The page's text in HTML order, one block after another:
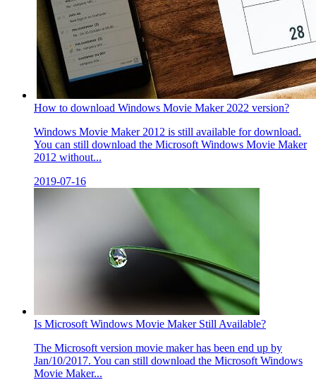
How to download Windows Movie Maker 2022 version?
Windows Movie Maker 2012 is still available for download.
You can still download the Microsoft Windows Movie Maker
2012 without...
2019-07-16
Is Microsoft Windows Movie Maker Still Available?
The Microsoft version movie maker has been end up by
Jan/10/2017. You can still download the Microsoft Windows
Movie Maker...